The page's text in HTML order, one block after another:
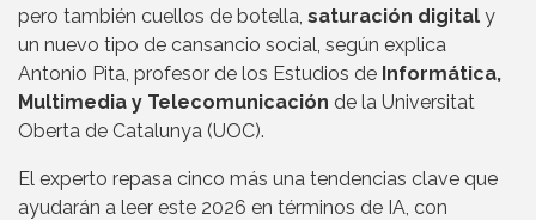
pero también cuellos de botella, saturación digital y
un nuevo tipo de cansancio social, según explica
Antonio Pita, profesor de los Estudios de Informática,
Multimedia y Telecomunicación de la Universitat
Oberta de Catalunya (UOC).
El experto repasa cinco más una tendencias clave que
ayudarán a leer este 2026 en términos de IA, con